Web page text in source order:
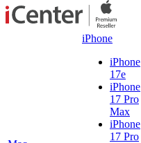
iPhone
iPhone
17e
iPhone
17 Pro
Max
iPhone
17 Pro